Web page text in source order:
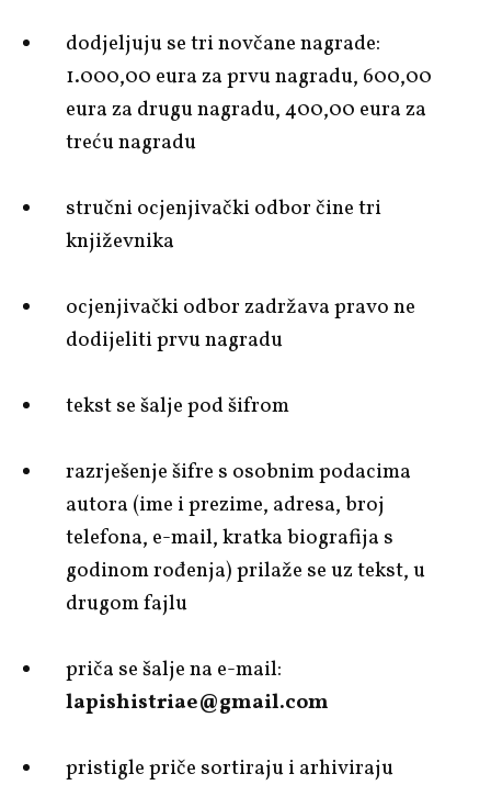
dodjeljuju se tri novčane nagrade:
1.000,00 eura za prvu nagradu, 600,00
eura za drugu nagradu, 400,00 eura za
treću nagradu
stručni ocjenjivački odbor čine tri
književnika
ocjenjivački odbor zadržava pravo ne
dodijeliti prvu nagradu
tekst se šalje pod šifrom
razrješenje šifre s osobnim podacima
autora (ime i prezime, adresa, broj
telefona, e-mail, kratka biografija s
godinom rođenja) prilaže se uz tekst, u
drugom fajlu
priča se šalje na e-mail:
lapishistriae@gmail.com
pristigle priče sortiraju i arhiviraju